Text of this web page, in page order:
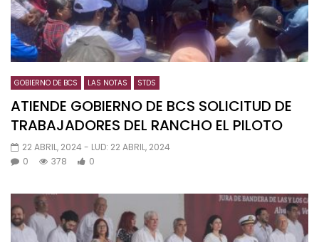
GOBIERNO DE BCS LAS NOTAS STDS
ATIENDE GOBIERNO DE BCS SOLICITUD DE
TRABAJADORES DEL RANCHO EL PILOTO
22 ABRIL, 2024 - LUD: 22 ABRIL, 2024
0
378 0